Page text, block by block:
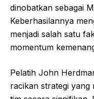
dinobatkan sebagai
Keberhasilannya
menjadi salah satu
momentum
Pelatih John
racikan strategi